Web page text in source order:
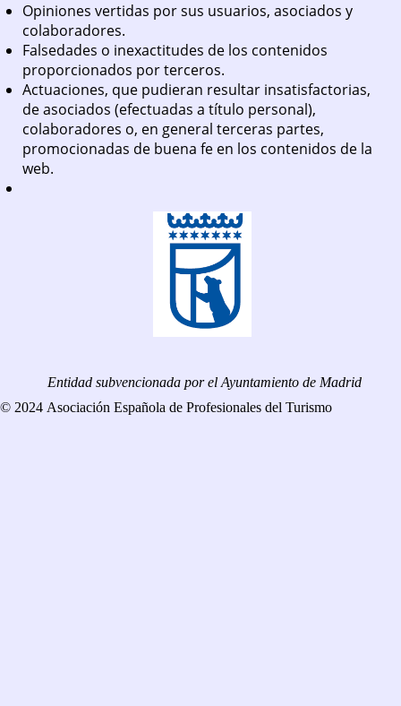
Opiniones vertidas por sus usuarios, asociados y
colaboradores.
Falsedades o inexactitudes de los contenidos
proporcionados por terceros.
Actuaciones, que pudieran resultar insatisfactorias,
de asociados (efectuadas a título personal),
colaboradores o, en general terceras partes,
promocionadas de buena fe en los contenidos de la
web.
Entidad subvencionada por el Ayuntamiento de Madrid
© 2024 Asociación Española de Profesionales del Turismo